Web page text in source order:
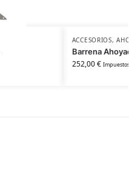
ACCESORIOS,
Barrena
252,00€